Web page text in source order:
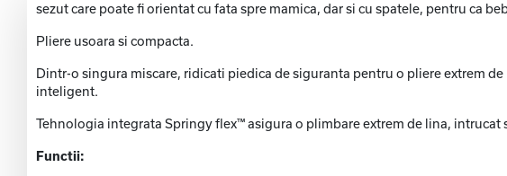
sezut care poate fi orientat cu fata spre mamica, dar si cu spatele, pentru ca
Pliere usoara si compacta.
Dintr-o singura miscare, ridicati piedica de siguranta pentru o pliere extrem
inteligent.
Tehnologia integrata Springy flex™ asigura o plimbare extrem de lina,
Functii: